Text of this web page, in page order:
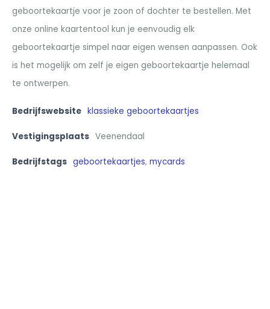
geboortekaartje voor je zoon of dochter te bestellen. Met
onze online kaartentool kun je eenvoudig elk
geboortekaartje simpel naar eigen wensen aanpassen. Ook
is het mogelijk om zelf je eigen geboortekaartje helemaal
te ontwerpen.
Bedrijfswebsite klassieke geboortekaartjes
Vestigingsplaats Veenendaal
Bedrijfstags geboortekaartjes, mycards